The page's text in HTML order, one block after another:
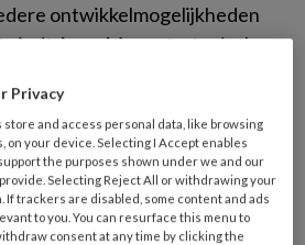
ontwikkelmogelijkheden
vindt Anna Mars, strategisch
de stap willen zetten naar
zijn de mogelijkheden? En
je tegenaan bij de vorming
je die hindernissen?
Privacy
store and access personal data, like browsing
your device. Selecting I Accept enables
the purposes shown under we and our
Selecting Reject All or withdrawing your
If trackers are disabled, some content and ads
to you. You can resurface this menu to
consent at any time by clicking the